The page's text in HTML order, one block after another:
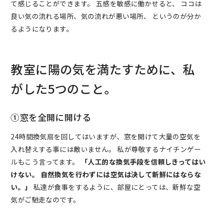
て感じることができます。 五感を敏感に働かせると、 ココは
良い気の流れる場所、気の流れが悪い場所、 というのが分か
るようになります。
教室に陽の気を満たすために、私
がした5つのこと。
①窓を全開に開ける
24時間換気扇を回してはいますが、窓を開けて大量の空気を
入れ替えする事には敵いません。 私が尊敬するナイチンゲー
ルもこう言ってます。
「人工的な換気手段を信頼しきってはい
けない。
自然換気を行わずには空気は決して新鮮にはならな
い。」
私達が食事をするように、部屋にとっては、新鮮な空
気がご馳走なのです。